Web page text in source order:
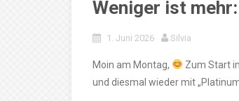
Weniger ist
1. Juni 2026 Silvia
Moin am Montag,
Zum Start
und diesmal wieder mit